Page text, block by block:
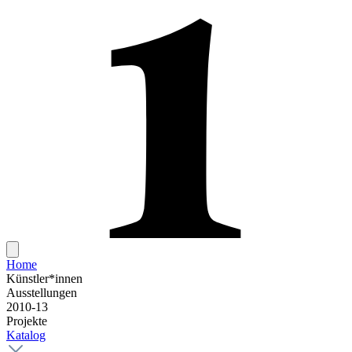
Home
Künstler*innen
Ausstellungen
2010-13
Projekte
Katalog